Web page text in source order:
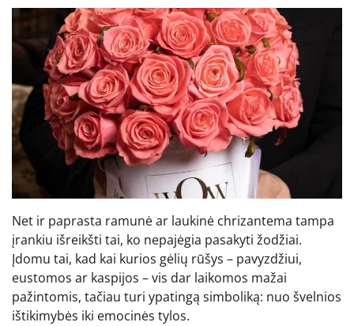
Net ir paprasta ramunė ar laukinė chrizantema tampa
įrankiu išreikšti tai, ko nepajėgia pasakyti žodžiai.
Įdomu tai, kad kai kurios gėlių rūšys – pavyzdžiui,
eustomos ar kaspijos – vis dar laikomos mažai
pažintomis, tačiau turi ypatingą simboliką: nuo švelnios
ištikimybės iki emocinės tylos.